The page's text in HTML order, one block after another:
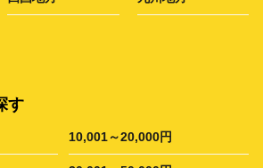
す
10,001～20,000円